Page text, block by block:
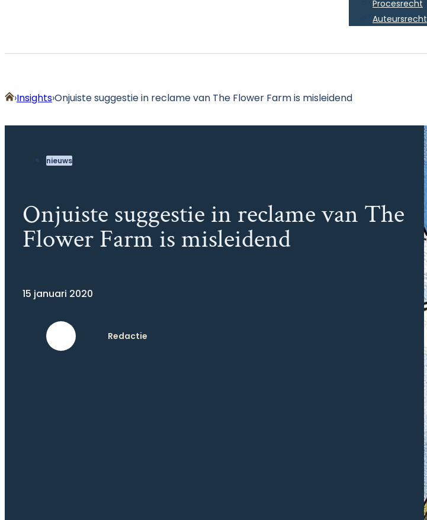
Procesrecht
Auteursrecht
HomeInsightsOnjuiste suggestie in reclame van The Flower Farm is misleidend
Onjuiste suggestie in reclame van The
Flower Farm is misleidend
nieuws
15 januari 2020
Redactie